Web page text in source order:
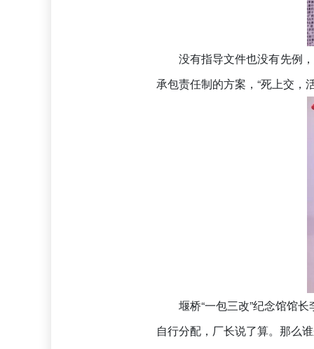
没有指导文件也没有先例
承包责任制的方案，“死上交，
堰桥“一包三改”纪念馆馆
自行分配，厂长说了算。那么